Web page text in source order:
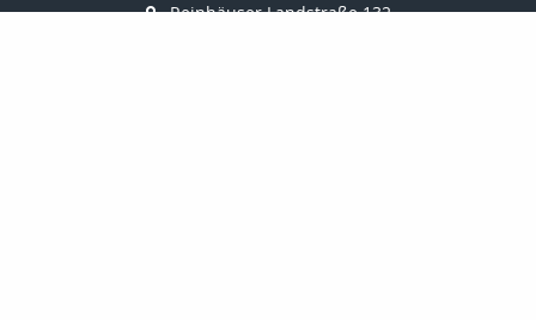
Reinhäuser Landstraße 132